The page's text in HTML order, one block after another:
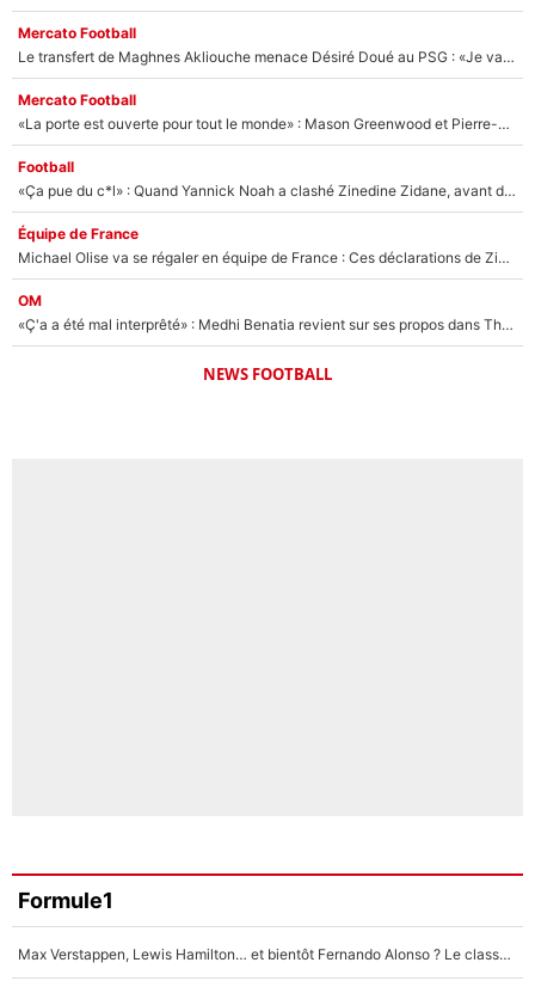
Mercato Football
Le transfert de Maghnes Akliouche menace Désiré Doué au PSG : «Je valide à 200%»
Mercato Football
«La porte est ouverte pour tout le monde» : Mason Greenwood et Pierre-Emerick Aubameyang ont quitté l'OM, Amine Gouiri balance sur la suite du mercato et sur la réaction du vestiaire !
Football
«Ça pue du c*l» : Quand Yannick Noah a clashé Zinedine Zidane, avant de se faire recadrer par le nouveau sélectionneur de l'équipe de France !
Équipe de France
Michael Olise va se régaler en équipe de France : Ces déclarations de Zinedine Zidane qui prouvent qu'il va tout miser sur la star du Bayern Munich !
OM
«Ç'a a été mal interprêté» : Medhi Benatia revient sur ses propos dans The Bridge et précise ses conditions pour rejoindre le PSG !
NEWS FOOTBALL
Formule1
Max Verstappen, Lewis Hamilton… et bientôt Fernando Alonso ? Le classement des pilotes les mieux payés en Formule 1 risque de changer !